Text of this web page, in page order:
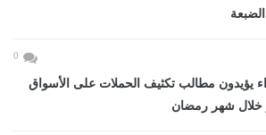
الضبعة
0
يؤيدون مطالب تكثيف الحملات على الأسواق
خلال شهر رمضان